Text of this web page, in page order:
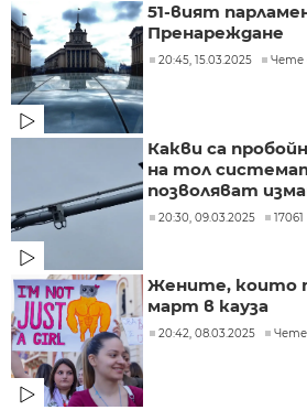
51-вият
Пренареждане
20:45, 15.03.2025 Чете
Какви са
на тол
позволяват
20:30, 09.03.2025 17061
Жените, които
март в кауза
20:42, 08.03.2025 Чете